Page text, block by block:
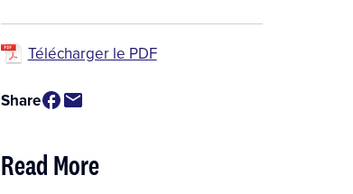
Télécharger le PDF
Share
Read More